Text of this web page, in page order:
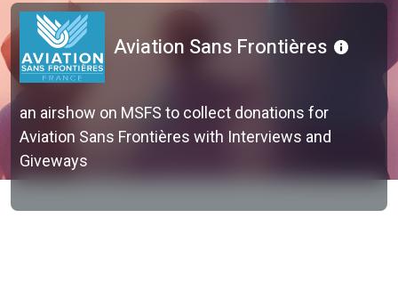
Aviation Sans Frontières
an airshow on MSFS to collect donations for
Aviation Sans Frontières with Interviews and
Giveways